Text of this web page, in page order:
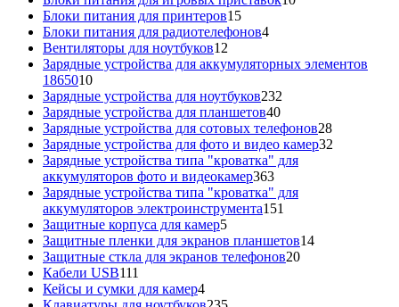
Блоки питания для принтеров1515
товаров
Блоки питания для радиотелефонов44
Вентиляторы для ноутбуков12
товаров
Зарядные устройства для аккумуляторных элементов
186501010
товаров
Зарядные устройства для ноутбуков232
Зарядные устройства для планшетов4040
товаров
Зарядные устройства для сотовых телефонов2828
товаров
Зарядные устройства для фото и видео камер32
Зарядные устройства типа "кроватка" для
аккумуляторов фото и видеокамер363363
товара
Зарядные устройства типа "кроватка" для
аккумуляторов электроинструмента151
Защитные корпуса для камер55
товаров
Защитные пленки для экранов планшетов1414
Защитные сткла для экранов телефонов2020
Кабели USB111
товаров
Кейсы и сумки для камер44